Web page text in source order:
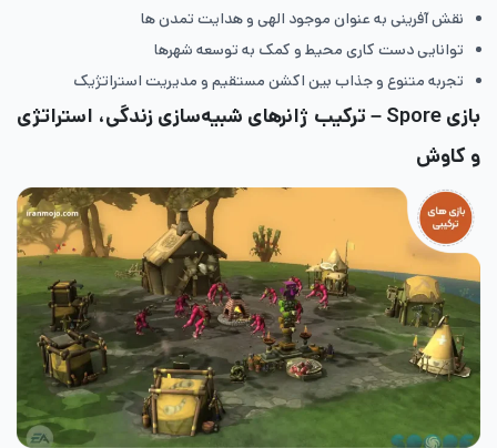
نقش آفرینی به عنوان موجود الهی و هدایت تمدن ها
توانایی دست کاری محیط و کمک به توسعه شهرها
تجربه متنوع و جذاب بین اکشن مستقیم و مدیریت استراتژیک
بازی Spore – ترکیب ژانرهای شبیه‌سازی زندگی، استراتژی
و کاوش